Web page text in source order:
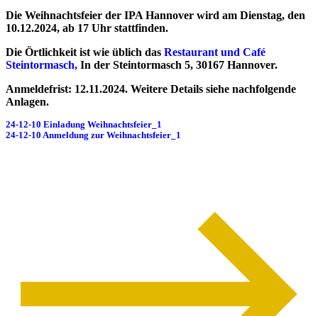
Die Weihnachtsfeier der IPA Hannover wird am Dienstag, den
10.12.2024, ab 17 Uhr stattfinden.
Die Örtlichkeit ist wie üblich das Restaurant und Café
Steintormasch, In der Steintormasch 5, 30167 Hannover.
Anmeldefrist: 12.11.2024. Weitere Details siehe nachfolgende
Anlagen.
24-12-10 Einladung Weihnachtsfeier_1
24-12-10 Anmeldung zur Weihnachtsfeier_1